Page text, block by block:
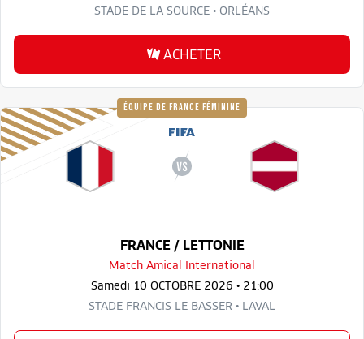
STADE DE LA SOURCE • ORLÉANS
ACHETER
ÉQUIPE DE FRANCE FÉMININE
FRANCE / LETTONIE
Match Amical International
Samedi 10 OCTOBRE 2026 • 21:00
STADE FRANCIS LE BASSER • LAVAL